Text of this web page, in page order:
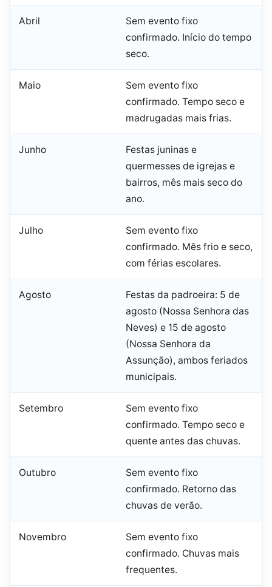
Abril
Sem evento fixo
confirmado. Início do tempo
seco.
Maio
Sem evento fixo
confirmado. Tempo seco e
madrugadas mais frias.
Junho
Festas juninas e
quermesses de igrejas e
bairros, mês mais seco do
ano.
Julho
Sem evento fixo
confirmado. Mês frio e seco,
com férias escolares.
Agosto
Festas da padroeira: 5 de
agosto (Nossa Senhora das
Neves) e 15 de agosto
(Nossa Senhora da
Assunção), ambos feriados
municipais.
Setembro
Sem evento fixo
confirmado. Tempo seco e
quente antes das chuvas.
Outubro
Sem evento fixo
confirmado. Retorno das
chuvas de verão.
Novembro
Sem evento fixo
confirmado. Chuvas mais
frequentes.